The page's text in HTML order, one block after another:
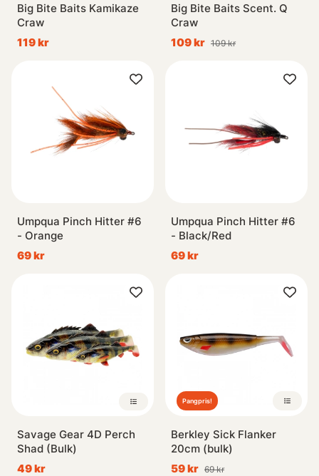
Big Bite Baits Kamikaze
Craw
119 kr
Big Bite Baits Scent. Q
Craw
109 kr 109 kr
Umpqua Pinch Hitter #6
- Orange
69 kr
Umpqua Pinch Hitter #6
- Black/Red
69 kr
Savage Gear 4D Perch
Shad (Bulk)
49 kr
Pangpris!
Berkley Sick Flanker
20cm (bulk)
59 kr 69 kr